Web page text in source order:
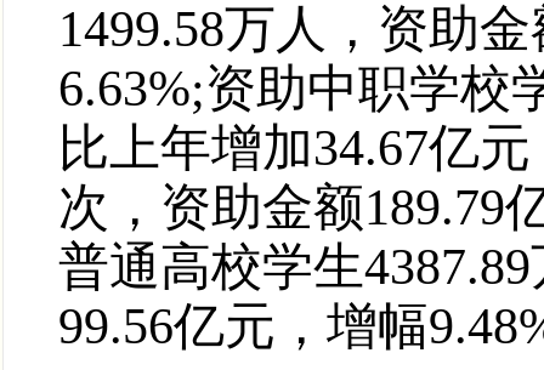
1499.58万人，资助
6.63%;资助中职学校
比上年增加34.67亿
次，资助金额189.79
普通高校学生
99.56亿元，增幅